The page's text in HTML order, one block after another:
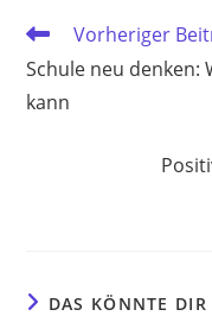
Weitere
ansehen
Vorheriger
Schule neu denken:
kann
DAS KÖNNTE